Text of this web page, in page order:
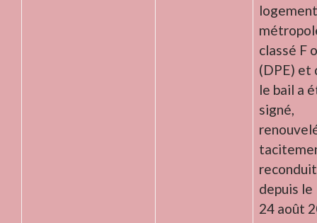
classé F
(DPE) et
le bail a
signé,
reconduit
depuis le
24 août